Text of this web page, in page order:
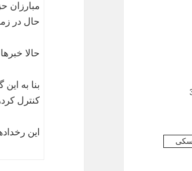
مبارزان
حال در
حالا
کنترل
این